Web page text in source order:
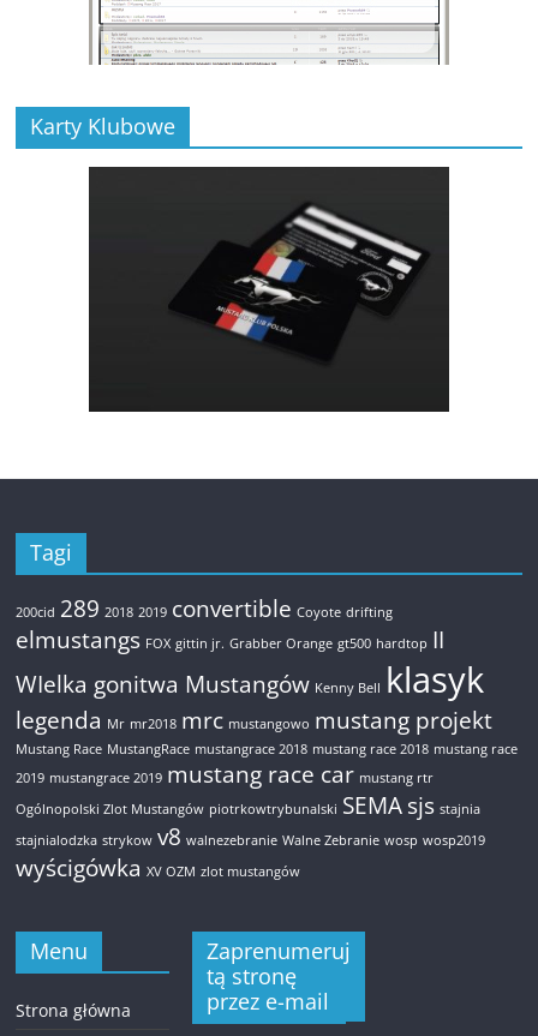
Karty Klubowe
Tagi
200cid 289 2018 2019 convertible Coyote drifting
elmustangs FOX gittin jr. Grabber Orange gt500 hardtop II
WIelka gonitwa Mustangów Kenny Bell klasyk
legenda Mr mr2018 mrc mustangowo mustang projekt
Mustang Race MustangRace mustangrace 2018 mustang race 2018 mustang race
2019 mustangrace 2019 mustang race car mustang rtr
Ogólnopolski Zlot Mustangów piotrkowtrybunalski SEMAsjs stajnia
stajnialodzka strykow v8 walnezebranie Walne Zebranie wosp wosp2019
wyścigówka XV OZM zlot mustangów
Menu
Strona główna
Zaprenumeruj
tą stronę
przez e-mail